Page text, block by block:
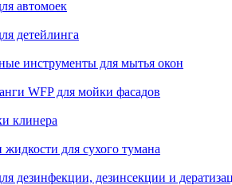
автомоек
детейлинга
инструменты для мытья окон
WFP для мойки фасадов
клинера
для сухого тумана
дезинфекции, дезинсекции и